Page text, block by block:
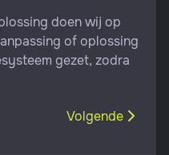
doen wij op
of oplossing
gezet, zodra
Volgende
Volgende